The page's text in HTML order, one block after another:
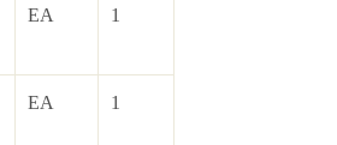
EA 1
EA 1